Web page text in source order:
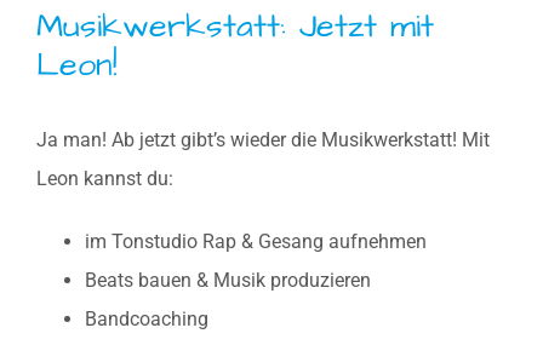
Musikwerkstatt: Jetzt mit
Leon!
Ja man! Ab jetzt gibt’s wieder die Musikwerkstatt! Mit
Leon kannst du:
im Tonstudio Rap & Gesang aufnehmen
Beats bauen & Musik produzieren
Bandcoaching